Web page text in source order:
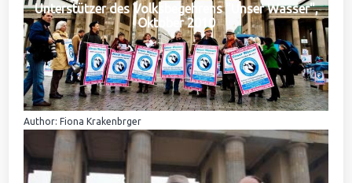
Unterstützer des Volksbegehrens "Unser Wasser",
Oktober 2010
Author: Fiona Krakenbrger